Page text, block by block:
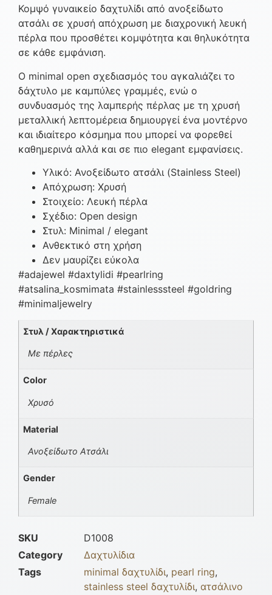
Κομψό γυναικείο δαχτυλίδι από ανοξείδωτο
ατσάλι σε χρυσή απόχρωση με διαχρονική λευκή
πέρλα που προσθέτει κομψότητα και θηλυκότητα
σε κάθε εμφάνιση.
Ο minimal open σχεδιασμός του αγκαλιάζει το
δάχτυλο με καμπύλες γραμμές, ενώ ο
συνδυασμός της λαμπερής πέρλας με τη χρυσή
μεταλλική λεπτομέρεια δημιουργεί ένα μοντέρνο
και ιδιαίτερο κόσμημα που μπορεί να φορεθεί
καθημερινά αλλά και σε πιο elegant εμφανίσεις.
Υλικό: Ανοξείδωτο ατσάλι (Stainless Steel)
Απόχρωση: Χρυσή
Στοιχείο: Λευκή πέρλα
Σχέδιο: Open design
Στυλ: Minimal / elegant
Ανθεκτικό στη χρήση
Δεν μαυρίζει εύκολα
#adajewel #daxtylidi #pearlring
#atsalina_kosmimata #stainlesssteel #goldring
#minimaljewelry
Στυλ / Χαρακτηριστικά
Με πέρλες
Color
Χρυσό
Material
Ανοξείδωτο Ατσάλι
Gender
Female
SKU
D1008
Category
Δαχτυλίδια
Tags
minimal δαχτυλίδι, pearl ring,
stainless steel δαχτυλίδι, ατσάλινο